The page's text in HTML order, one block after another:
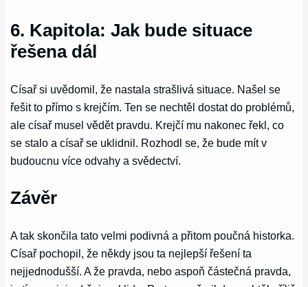
6. Kapitola: Jak bude situace
řešena dál
Císař si uvědomil, že nastala strašlivá situace. Našel se
řešit to přímo s krejčím. Ten se nechtěl dostat do problémů,
ale císař musel vědět pravdu. Krejčí mu nakonec řekl, co
se stalo a císař se uklidnil. Rozhodl se, že bude mít v
budoucnu více odvahy a svědectví.
Závěr
A tak skončila tato velmi podivná a přitom poučná historka.
Císař pochopil, že někdy jsou ta nejlepší řešení ta
nejjednodušší. A že pravda, nebo aspoň částečná pravda,